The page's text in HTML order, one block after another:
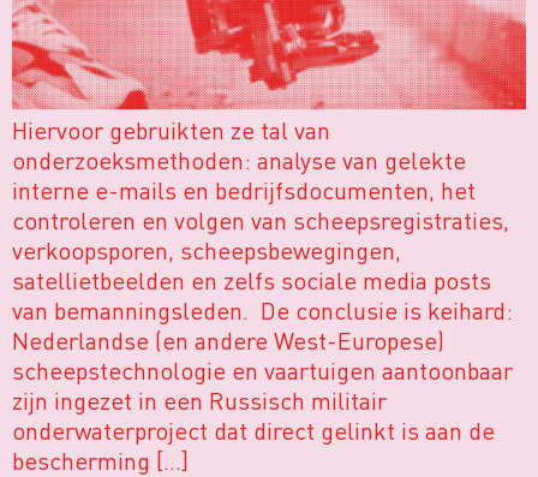
Hiervoor gebruikten ze tal van
onderzoeksmethoden: analyse van gelekte
interne e-mails en bedrijfsdocumenten, het
controleren en volgen van scheepsregistraties,
verkoopsporen, scheepsbewegingen,
satellietbeelden en zelfs sociale media posts
van bemanningsleden. De conclusie is keihard:
Nederlandse (en andere West-Europese)
scheepstechnologie en vaartuigen aantoonbaar
zijn ingezet in een Russisch militair
onderwaterproject dat direct gelinkt is aan de
bescherming […]